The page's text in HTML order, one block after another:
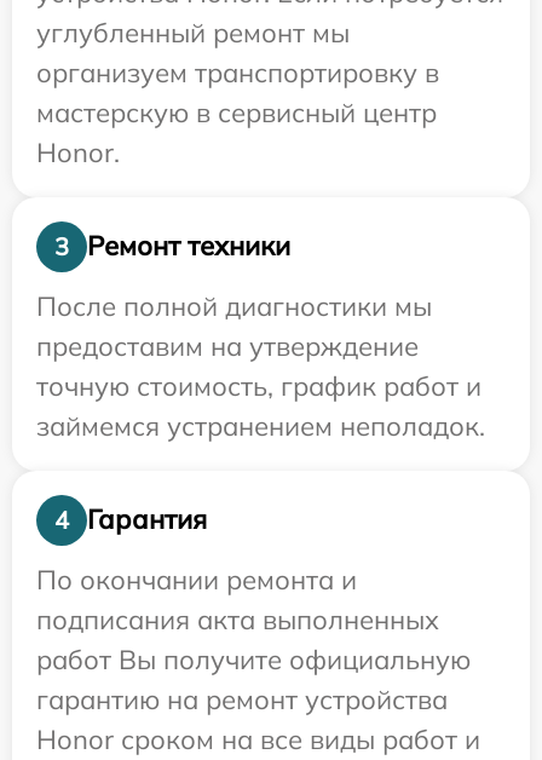
углубленный ремонт мы
организуем транспортировку в
мастерскую в сервисный центр
Honor.
3
Ремонт техники
После полной диагностики мы
предоставим на утверждение
точную стоимость, график работ и
займемся устранением неполадок.
4
Гарантия
По окончании ремонта и
подписания акта выполненных
работ Вы получите официальную
гарантию на ремонт устройства
Honor сроком на все виды работ и